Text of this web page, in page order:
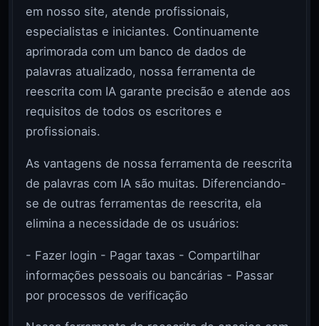
em nosso site, atende profissionais,
especialistas e iniciantes. Continuamente
aprimorada com um banco de dados de
palavras atualizado, nossa ferramenta de
reescrita com IA garante precisão e atende aos
requisitos de todos os escritores e
profissionais.
As vantagens de nossa ferramenta de reescrita
de palavras com IA são muitas. Diferenciando-
se de outras ferramentas de reescrita, ela
elimina a necessidade de os usuários:
- Fazer login - Pagar taxas - Compartilhar
informações pessoais ou bancárias - Passar
por processos de verificação